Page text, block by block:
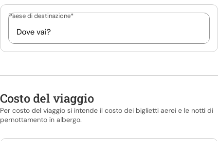
Paese di destinazione*
Dove vai?
Costo del viaggio
Per costo del viaggio si intende il costo dei biglietti aerei e le notti di
pernottamento in albergo.